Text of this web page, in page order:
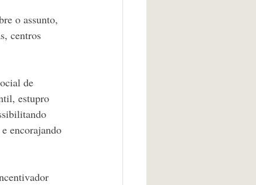
o assunto,
centros
de
estupro
encorajando